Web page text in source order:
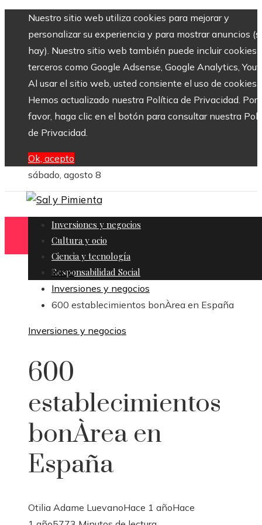
Nuestro sitio web utiliza cookies para mejorar y
personalizar su experiencia y para mostrar anuncios
hay). Nuestro sitio web también puede incluir cookies
terceros como Google Adsense, Google Analytics,
Al usar el sitio web, usted consiente el uso de cookies.
Hemos actualizado nuestra Política de Privacidad. Por
favor, haga clic en el botón para consultar nuestra
de Privacidad.
Ok, acepto
sábado, agosto 8
Inversiones y negocios
Cultura y ocio
Ciencia y tecnología
Responsabilidad Social
Inicio
Inversiones y negocios
600 establecimientos bonÀrea en España
Inversiones y negocios
600
establecimientos
bonÀrea en
España
Otilia Adame LuevanoHace 1 añoHace